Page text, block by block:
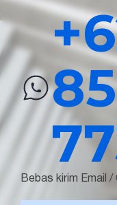
Bebas kirim Email /